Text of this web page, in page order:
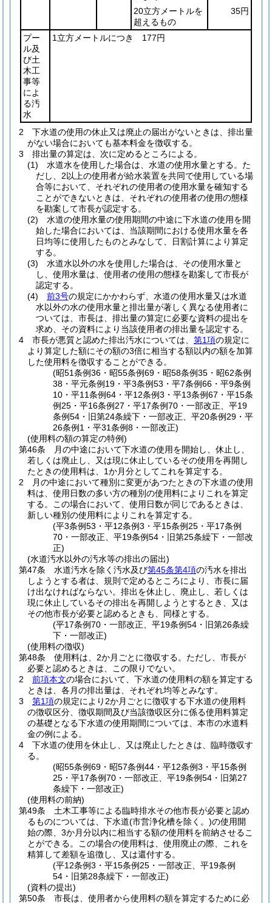
20立方メートルを
超えるもの
35円
プー
ル及
び土
木工
事等
によ
る汚
水
1立方メートルにつき 177円
2
下水道の使用の休止又は廃止の届出がないときは、排出量
がない場合においても基本料金を徴収する。
3
排出量の算定は、次に定めるところによる。
(1)
水道水を使用した場合は、水道の使用水量とする。 た
だし、2以上の使用者が給水装置を共同で使用している場
合等において、それぞれの使用者の使用水量を確知する
ことができないときは、それぞれの使用者の使用の態様
を勘案して市長が認定する。
(2)
水道の使用水量の使用期間の中途に下水道の使用を開
始した場合においては、当該期間における使用水量を各
日均等に使用したものとみなして、日割計算により算定
する。
(3)
水道水以外の水を使用した場合は、その使用水量と
し、使用水量は、使用者の使用の態様を勘案して市長が
認定する。
(4)
前3号の規定にかかわらず、水道の使用水量又は水道
水以外の水の使用水量と排出量が著しく異なる使用者に
ついては、市長は、排出量の算定に必要な資料の提出を
求め、その資料により当該使用者の排出量を認定する。
4
市長が悪質と認めた排出汚水については、 第1項の規定に
より算定した額にその額の3倍に相当する額以内の額を加算
した使用料を徴収することができる。
(昭51条例36・昭55条例69・昭58条例35・昭62条例
38・平元条例19・平3条例53・平7条例66・平9条例
10・平11条例64・平12条例3・平13条例67・平15条
例25・平16条例27・平17条例70・一部改正、平19
条例54・旧第24条繰下・一部改正、平20条例29・平
26条例1・平31条例8・一部改正)
(使用料の額の算定の特例)
第46条
月の中途において下水道の使用を開始し、休止し、
若しくは廃止し、又は現に休止しているその使用を再開し
たときの使用料は、1か月分としてこれを算定する。
2
月の中途において種別に変更があつたときの下水道の使用
料は、使用日数の多い方の種別の使用料によりこれを算定
する。
この場合において、使用日数が同じであるときは、
新しい種別の使用料によりこれを算定する。
(平3条例53・平12条例3・平15条例25・平17条例
70・一部改正、平19条例54・旧第25条繰下・一部改
正)
(水道汚水以外の汚水等の排出の届出)
第47条
水道汚水を除く汚水及び第45条第4項の汚水を排出
しようとする者は、規則で定めるところにより、市長に届
け出なければならない。 排出を休止し、廃止し、若しくは
現に休止しているその排出を再開しようとするとき、又は
その他市長が必要と認めるときも、同様とする。
(平17条例70・一部改正、平19条例54・旧第26条繰
下・一部改正)
(使用料の徴収)
第48条
使用料は、2か月ごとに徴収する。 ただし、市長が
必要と認めるときは、この限りでない。
2
前項本文の場合において、下水道の使用料の額を算定する
ときは、各月の排出量は、それぞれ均等とみなす。
3
第1項の規定により2か月ごとに徴収する下水道の使用料
の徴収区分、徴収期間及び当該徴収区分に係る使用料算定
の基礎となる下水道の使用期間については、本市の水道料
金の例による。
4
下水道の使用を休止し、又は廃止したときは、臨時徴収す
る。
(昭55条例69・昭57条例44・平12条例3・平15条例
25・平17条例70・一部改正、平19条例54・旧第27
条繰下・一部改正)
(使用料の前納)
第49条
土木工事等による臨時排水その他市長が必要と認め
るものについては、下水道(市営浄化槽を除く。)の使用開
始の際、3か月分以内に相当する額の使用料を前納させるこ
とができる。
この場合の使用料は、使用廃止の際、これを
精算して差額を追徴し、又は還付する。
(平12条例3・平15条例25・一部改正、平19条例
54・旧第28条繰下・一部改正)
(資料の提出)
第50条
市長は、使用者から使用料の額を算定するために必